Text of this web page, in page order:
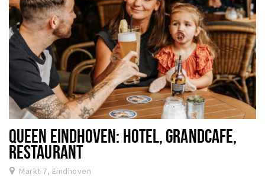
QUEEN EINDHOVEN: HOTEL, GRANDCAFE,
RESTAURANT
Markt 7, Eindhoven